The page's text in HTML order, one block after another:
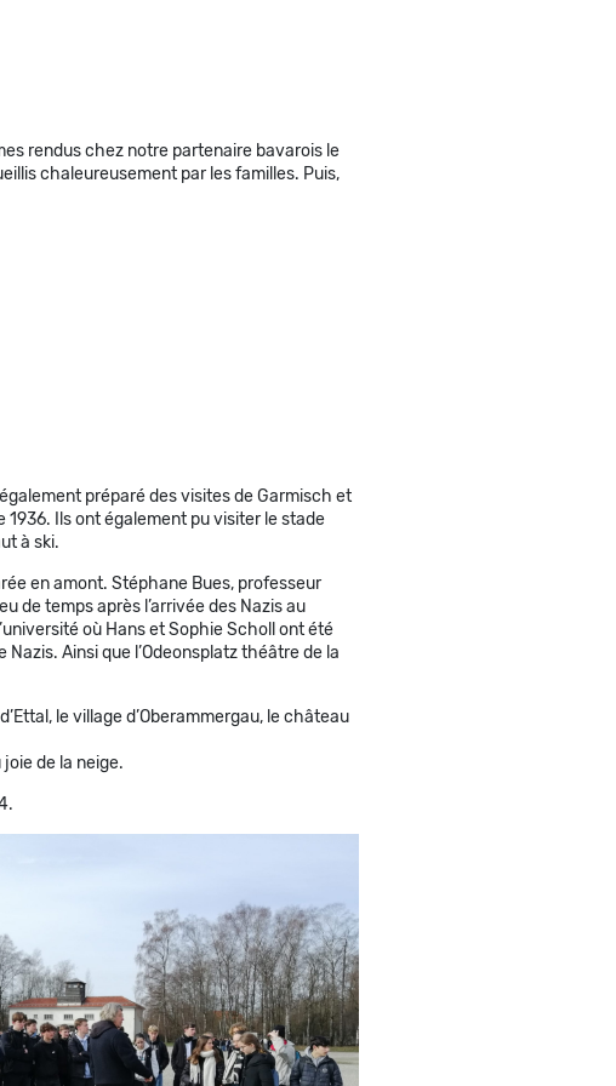
rendus chez notre partenaire bavarois le
chaleureusement par les familles. Puis,
préparé des visites de Garmisch et
Ils ont également pu visiter le stade
à ski.
en amont. Stéphane Bues, professeur
de temps après l’arrivée des Nazis au
où Hans et Sophie Scholl ont été
Ainsi que l’Odeonsplatz théâtre de la
le village d’Oberammergau, le château
de la neige.